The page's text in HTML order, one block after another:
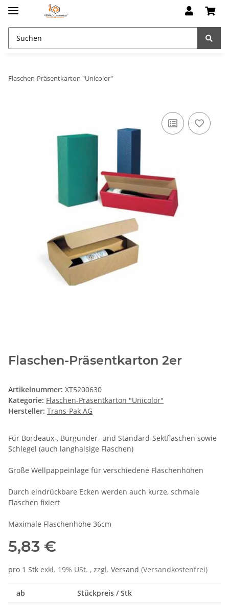
Flaschen-Präsentkarton "Unicolor"
Flaschen-Präsentkarton 2er
Artikelnummer: XT5200630
Kategorie: Flaschen-Präsentkarton "Unicolor"
Hersteller: Trans-Pak AG
Für Bordeaux-, Burgunder- und Standard-Sektflaschen sowie
Schlegel (auch langhalsige Flaschen)
Große Wellpappeinlage für verschiedene Flaschenhöhen
Durch eindrückbare Ecken werden auch kurze, schmale
Flaschen fixiert
Maximale Flaschenhöhe 36cm
5,83 €
pro 1 Stk exkl. 19% USt. , zzgl. Versand (Versandkostenfrei)
ab Stückpreis / Stk